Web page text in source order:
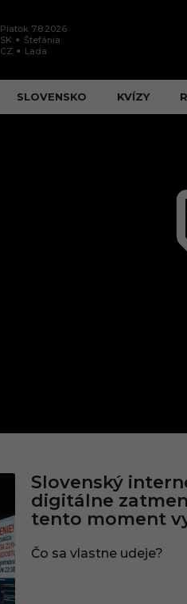
Piatok 7.8.2026
SK
Štefánia
CZ
Lada
SLOVENSKO KVÍZY
Slovenský
digitálne
tento moment
Čo sa vlastne udeje?